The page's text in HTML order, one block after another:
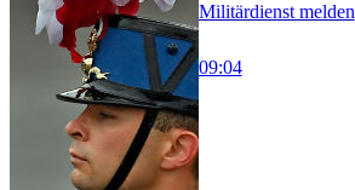
Militärdienst melden
09:04